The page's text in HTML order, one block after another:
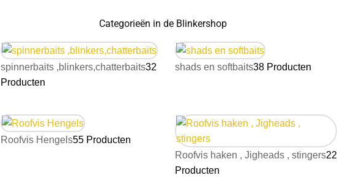
Categorieën in de Blinkershop
spinnerbaits ,blinkers,chatterbaits32
Producten
shads en softbaits38 Producten
Roofvis Hengels55 Producten
Roofvis haken , Jigheads , stingers22
Producten